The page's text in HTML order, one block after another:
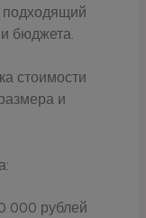
подходящий
бюджета.
стоимости
и
000 рублей